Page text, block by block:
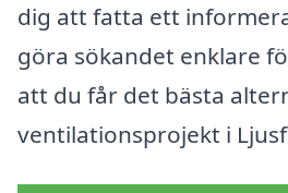
dig att fatta ett
göra sökandet enklare
att du får det bästa
ventilationsprojekt i